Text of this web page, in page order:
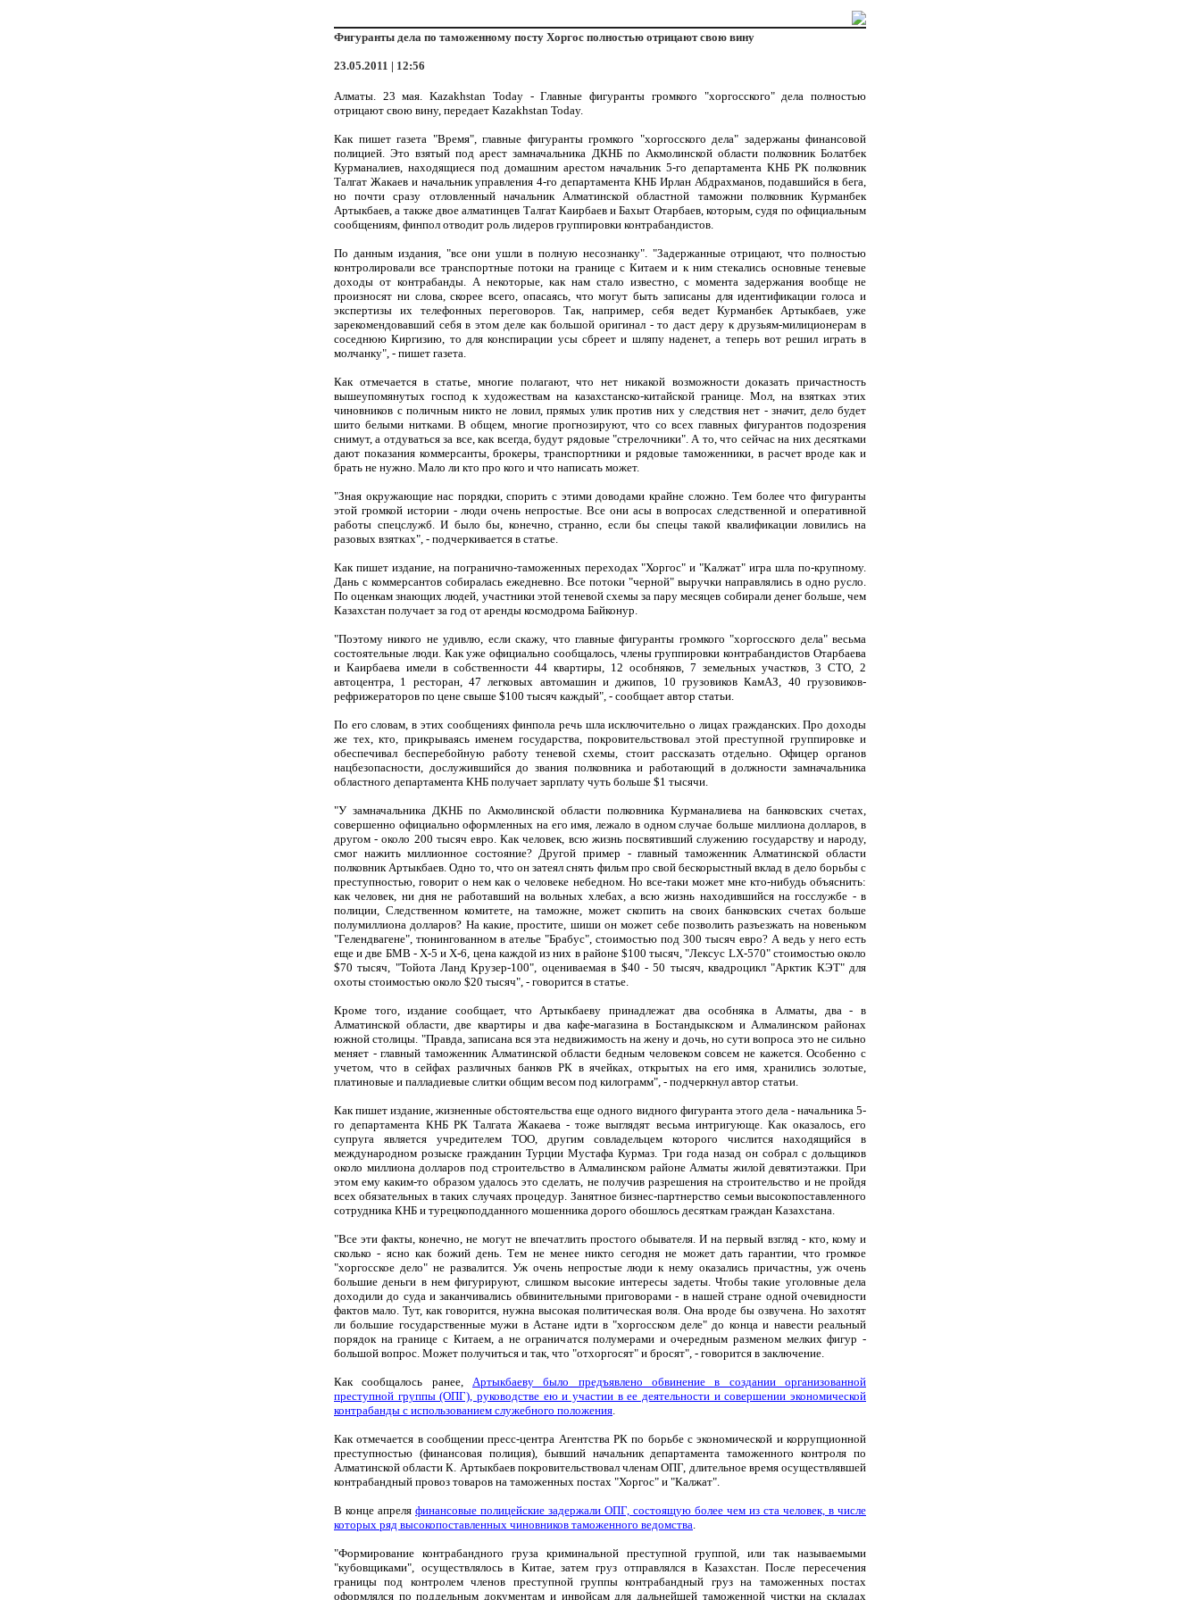
Фигуранты дела по таможенному посту Хоргос полностью отрицают свою вину
23.05.2011 | 12:56
Алматы. 23 мая. Kazakhstan Today - Главные фигуранты громкого "хоргосского" дела полностью
отрицают свою вину, передает Kazakhstan Today.
Как пишет газета "Время", главные фигуранты громкого "хоргосского дела" задержаны финансовой
полицией. Это взятый под арест замначальника ДКНБ по Акмолинской области полковник Болатбек
Курманалиев, находящиеся под домашним арестом начальник 5-го департамента КНБ РК полковник
Талгат Жакаев и начальник управления 4-го департамента КНБ Ирлан Абдрахманов, подавшийся в бега,
но почти сразу отловленный начальник Алматинской областной таможни полковник Курманбек
Артыкбаев, а также двое алматинцев Талгат Каирбаев и Бахыт Отарбаев, которым, судя по официальным
сообщениям, финпол отводит роль лидеров группировки контрабандистов.
По данным издания, "все они ушли в полную несознанку". "Задержанные отрицают, что полностью
контролировали все транспортные потоки на границе с Китаем и к ним стекались основные теневые
доходы от контрабанды. А некоторые, как нам стало известно, с момента задержания вообще не
произносят ни слова, скорее всего, опасаясь, что могут быть записаны для идентификации голоса и
экспертизы их телефонных переговоров. Так, например, себя ведет Курманбек Артыкбаев, уже
зарекомендовавший себя в этом деле как большой оригинал - то даст деру к друзьям-милиционерам в
соседнюю Киргизию, то для конспирации усы сбреет и шляпу наденет, а теперь вот решил играть в
молчанку", - пишет газета.
Как отмечается в статье, многие полагают, что нет никакой возможности доказать причастность
вышеупомянутых господ к художествам на казахстанско-китайской границе. Мол, на взятках этих
чиновников с поличным никто не ловил, прямых улик против них у следствия нет - значит, дело будет
шито белыми нитками. В общем, многие прогнозируют, что со всех главных фигурантов подозрения
снимут, а отдуваться за все, как всегда, будут рядовые "стрелочники". А то, что сейчас на них десятками
дают показания коммерсанты, брокеры, транспортники и рядовые таможенники, в расчет вроде как и
брать не нужно. Мало ли кто про кого и что написать может.
"Зная окружающие нас порядки, спорить с этими доводами крайне сложно. Тем более что фигуранты
этой громкой истории - люди очень непростые. Все они асы в вопросах следственной и оперативной
работы спецслужб. И было бы, конечно, странно, если бы спецы такой квалификации ловились на
разовых взятках", - подчеркивается в статье.
Как пишет издание, на погранично-таможенных переходах "Хоргос" и "Калжат" игра шла по-крупному.
Дань с коммерсантов собиралась ежедневно. Все потоки "черной" выручки направлялись в одно русло.
По оценкам знающих людей, участники этой теневой схемы за пару месяцев собирали денег больше, чем
Казахстан получает за год от аренды космодрома Байконур.
"Поэтому никого не удивлю, если скажу, что главные фигуранты громкого "хоргосского дела" весьма
состоятельные люди. Как уже официально сообщалось, члены группировки контрабандистов Отарбаева
и Каирбаева имели в собственности 44 квартиры, 12 особняков, 7 земельных участков, 3 СТО, 2
автоцентра, 1 ресторан, 47 легковых автомашин и джипов, 10 грузовиков КамАЗ, 40 грузовиков-
рефрижераторов по цене свыше $100 тысяч каждый", - сообщает автор статьи.
По его словам, в этих сообщениях финпола речь шла исключительно о лицах гражданских. Про доходы
же тех, кто, прикрываясь именем государства, покровительствовал этой преступной группировке и
обеспечивал бесперебойную работу теневой схемы, стоит рассказать отдельно. Офицер органов
нацбезопасности, дослужившийся до звания полковника и работающий в должности замначальника
областного департамента КНБ получает зарплату чуть больше $1 тысячи.
"У замначальника ДКНБ по Акмолинской области полковника Курманалиева на банковских счетах,
совершенно официально оформленных на его имя, лежало в одном случае больше миллиона долларов, в
другом - около 200 тысяч евро. Как человек, всю жизнь посвятивший служению государству и народу,
смог нажить миллионное состояние? Другой пример - главный таможенник Алматинской области
полковник Артыкбаев. Одно то, что он затеял снять фильм про свой бескорыстный вклад в дело борьбы с
преступностью, говорит о нем как о человеке небедном. Но все-таки может мне кто-нибудь объяснить:
как человек, ни дня не работавший на вольных хлебах, а всю жизнь находившийся на госслужбе - в
полиции, Следственном комитете, на таможне, может скопить на своих банковских счетах больше
полумиллиона долларов? На какие, простите, шиши он может себе позволить разъезжать на новеньком
"Гелендвагене", тюнингованном в ателье "Брабус", стоимостью под 300 тысяч евро? А ведь у него есть
еще и две БМВ - Х-5 и Х-6, цена каждой из них в районе $100 тысяч, "Лексус LX-570" стоимостью около
$70 тысяч, "Тойота Ланд Крузер-100", оцениваемая в $40 - 50 тысяч, квадроцикл "Арктик КЭТ" для
охоты стоимостью около $20 тысяч", - говорится в статье.
Кроме того, издание сообщает, что Артыкбаеву принадлежат два особняка в Алматы, два - в
Алматинской области, две квартиры и два кафе-магазина в Бостандыкском и Алмалинском районах
южной столицы. "Правда, записана вся эта недвижимость на жену и дочь, но сути вопроса это не сильно
меняет - главный таможенник Алматинской области бедным человеком совсем не кажется. Особенно с
учетом, что в сейфах различных банков РК в ячейках, открытых на его имя, хранились золотые,
платиновые и палладиевые слитки общим весом под килограмм", - подчеркнул автор статьи.
Как пишет издание, жизненные обстоятельства еще одного видного фигуранта этого дела - начальника 5-
го департамента КНБ РК Талгата Жакаева - тоже выглядят весьма интригующе. Как оказалось, его
супруга является учредителем ТОО, другим совладельцем которого числится находящийся в
международном розыске гражданин Турции Мустафа Курмаз. Три года назад он собрал с дольщиков
около миллиона долларов под строительство в Алмалинском районе Алматы жилой девятиэтажки. При
этом ему каким-то образом удалось это сделать, не получив разрешения на строительство и не пройдя
всех обязательных в таких случаях процедур. Занятное бизнес-партнерство семьи высокопоставленного
сотрудника КНБ и турецкоподданного мошенника дорого обошлось десяткам граждан Казахстана.
"Все эти факты, конечно, не могут не впечатлить простого обывателя. И на первый взгляд - кто, кому и
сколько - ясно как божий день. Тем не менее никто сегодня не может дать гарантии, что громкое
"хоргосское дело" не развалится. Уж очень непростые люди к нему оказались причастны, уж очень
большие деньги в нем фигурируют, слишком высокие интересы задеты. Чтобы такие уголовные дела
доходили до суда и заканчивались обвинительными приговорами - в нашей стране одной очевидности
фактов мало. Тут, как говорится, нужна высокая политическая воля. Она вроде бы озвучена. Но захотят
ли большие государственные мужи в Астане идти в "хоргосском деле" до конца и навести реальный
порядок на границе с Китаем, а не ограничатся полумерами и очередным разменом мелких фигур -
большой вопрос. Может получиться и так, что "отхоргосят" и бросят", - говорится в заключение.
Как сообщалось ранее, Артыкбаеву было предъявлено обвинение в создании организованной
преступной группы (ОПГ), руководстве ею и участии в ее деятельности и совершении экономической
контрабанды с использованием служебного положения.
Как отмечается в сообщении пресс-центра Агентства РК по борьбе с экономической и коррупционной
преступностью (финансовая полиция), бывший начальник департамента таможенного контроля по
Алматинской области К. Артыкбаев покровительствовал членам ОПГ, длительное время осуществлявшей
контрабандный провоз товаров на таможенных постах "Хоргос" и "Калжат".
В конце апреля финансовые полицейские задержали ОПГ, состоящую более чем из ста человек, в числе
которых ряд высокопоставленных чиновников таможенного ведомства.
"Формирование контрабандного груза криминальной преступной группой, или так называемыми
"кубовщиками", осуществлялось в Китае, затем груз отправлялся в Казахстан. После пересечения
границы под контролем членов преступной группы контрабандный груз на таможенных постах
оформлялся по поддельным документам и инвойсам для дальнейшей таможенной чистки на складах